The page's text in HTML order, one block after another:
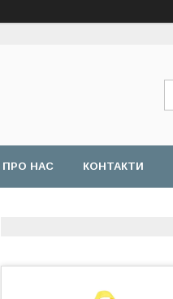
ПРО НАС КОНТАКТИ